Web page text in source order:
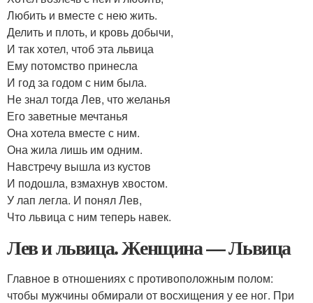
Любить и вместе с нею жить.
Делить и плоть, и кровь добычи,
И так хотел, чтоб эта львица
Ему потомство принесла
И год за годом с ним была.
Не знал тогда Лев, что желанья
Его заветные мечтанья
Она хотела вместе с ним.
Она жила лишь им одним.
Навстречу вышла из кустов
И подошла, взмахнув хвостом.
У лап легла. И понял Лев,
Что львица с ним теперь навек.
Лев и львица. Женщина — Львица
Главное в отношениях с противоположным полом:
чтобы мужчины обмирали от восхищения у ее ног. При